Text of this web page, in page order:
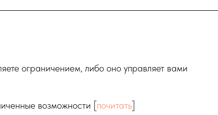
ограничением, либо оно управляет вами
возможности [почитать]